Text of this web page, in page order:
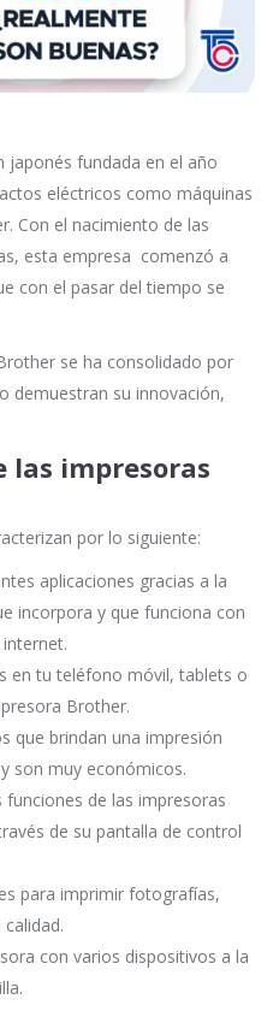
japonés fundada en el año
eléctricos como máquinas
Con el nacimiento de las
esta empresa comenzó a
con el pasar del tiempo se
se ha consolidado por
demuestran su innovación,
las impresoras
por lo siguiente:
aplicaciones gracias a la
incorpora y que funciona con
en tu teléfono móvil, tablets o
Brother.
que brindan una impresión
son muy económicos.
de las impresoras
de su pantalla de control
para imprimir fotografías,
con varios dispositivos a la